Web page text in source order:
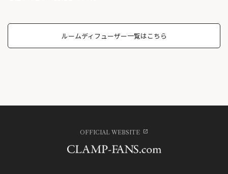
ルームディフューザー一覧はこちら
OFFICIAL WEBSITE